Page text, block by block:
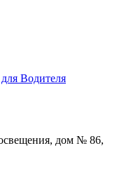
Водителя
дом № 86,